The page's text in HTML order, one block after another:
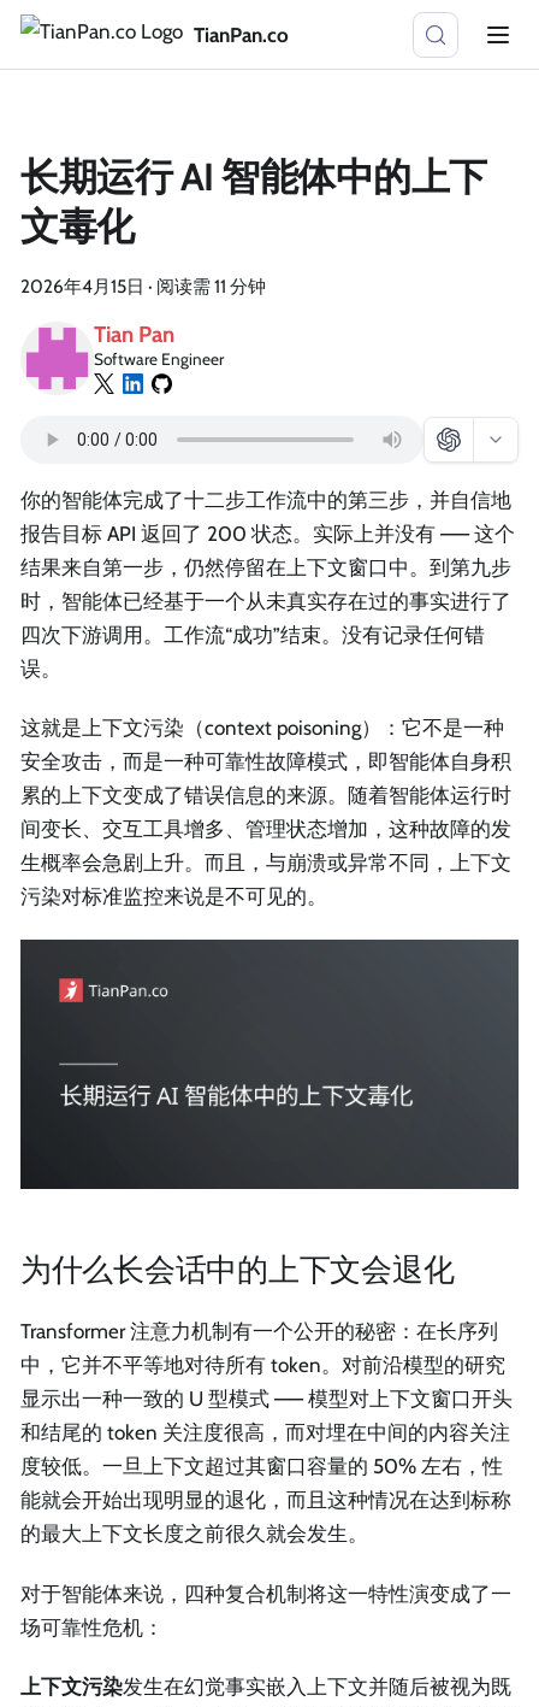
TianPan.co
长期运行 AI 智能体中的上下
文毒化
2026年4月15日 · 阅读需 11 分钟
Tian Pan
Software Engineer
你的智能体完成了十二步工作流中的第三步，并自信地
报告目标 API 返回了 200 状态。实际上并没有 —— 这个
结果来自第一步，仍然停留在上下文窗口中。到第九步
时，智能体已经基于一个从未真实存在过的事实进行了
四次下游调用。工作流“成功”结束。没有记录任何错
误。
这就是上下文污染（context poisoning）：它不是一种
安全攻击，而是一种可靠性故障模式，即智能体自身积
累的上下文变成了错误信息的来源。随着智能体运行时
间变长、交互工具增多、管理状态增加，这种故障的发
生概率会急剧上升。而且，与崩溃或异常不同，上下文
污染对标准监控来说是不可见的。
为什么长会话中的上下文会退化
Transformer 注意力机制有一个公开的秘密：在长序列
中，它并不平等地对待所有 token。对前沿模型的研究
显示出一种一致的 U 型模式 —— 模型对上下文窗口开头
和结尾的 token 关注度很高，而对埋在中间的内容关注
度较低。一旦上下文超过其窗口容量的 50% 左右，性
能就会开始出现明显的退化，而且这种情况在达到标称
的最大上下文长度之前很久就会发生。
对于智能体来说，四种复合机制将这一特性演变成了一
场可靠性危机：
上下文污染发生在幻觉事实嵌入上下文并随后被视为既